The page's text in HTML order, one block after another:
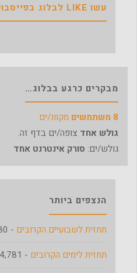
עשו LIKE לבלוג בפייסבוק
מבקרים כרגע בבלוג…
8 משתמשים
מקוונ/ים
גולש אחד צופה/ים בדף זה.
גולש/ים: סורק אינטרנט אחד
הנצפים ביותר
תחזית לשבועיים הקרובים - 410,180 צפיות
תחזית לימים הקרובים - 154,781 צפיות